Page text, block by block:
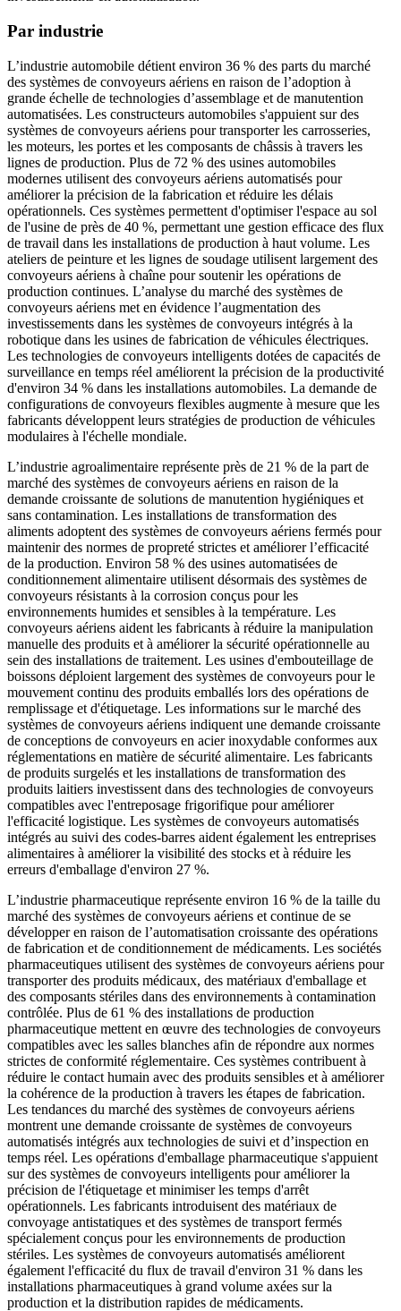
Par industrie
L’industrie automobile détient environ 36 % des parts du marché
des systèmes de convoyeurs aériens en raison de l’adoption à
grande échelle de technologies d’assemblage et de manutention
automatisées. Les constructeurs automobiles s'appuient sur des
systèmes de convoyeurs aériens pour transporter les carrosseries,
les moteurs, les portes et les composants de châssis à travers les
lignes de production. Plus de 72 % des usines automobiles
modernes utilisent des convoyeurs aériens automatisés pour
améliorer la précision de la fabrication et réduire les délais
opérationnels. Ces systèmes permettent d'optimiser l'espace au sol
de l'usine de près de 40 %, permettant une gestion efficace des flux
de travail dans les installations de production à haut volume. Les
ateliers de peinture et les lignes de soudage utilisent largement des
convoyeurs aériens à chaîne pour soutenir les opérations de
production continues. L’analyse du marché des systèmes de
convoyeurs aériens met en évidence l’augmentation des
investissements dans les systèmes de convoyeurs intégrés à la
robotique dans les usines de fabrication de véhicules électriques.
Les technologies de convoyeurs intelligents dotées de capacités de
surveillance en temps réel améliorent la précision de la productivité
d'environ 34 % dans les installations automobiles. La demande de
configurations de convoyeurs flexibles augmente à mesure que les
fabricants développent leurs stratégies de production de véhicules
modulaires à l'échelle mondiale.
L’industrie agroalimentaire représente près de 21 % de la part de
marché des systèmes de convoyeurs aériens en raison de la
demande croissante de solutions de manutention hygiéniques et
sans contamination. Les installations de transformation des
aliments adoptent des systèmes de convoyeurs aériens fermés pour
maintenir des normes de propreté strictes et améliorer l’efficacité
de la production. Environ 58 % des usines automatisées de
conditionnement alimentaire utilisent désormais des systèmes de
convoyeurs résistants à la corrosion conçus pour les
environnements humides et sensibles à la température. Les
convoyeurs aériens aident les fabricants à réduire la manipulation
manuelle des produits et à améliorer la sécurité opérationnelle au
sein des installations de traitement. Les usines d'embouteillage de
boissons déploient largement des systèmes de convoyeurs pour le
mouvement continu des produits emballés lors des opérations de
remplissage et d'étiquetage. Les informations sur le marché des
systèmes de convoyeurs aériens indiquent une demande croissante
de conceptions de convoyeurs en acier inoxydable conformes aux
réglementations en matière de sécurité alimentaire. Les fabricants
de produits surgelés et les installations de transformation des
produits laitiers investissent dans des technologies de convoyeurs
compatibles avec l'entreposage frigorifique pour améliorer
l'efficacité logistique. Les systèmes de convoyeurs automatisés
intégrés au suivi des codes-barres aident également les entreprises
alimentaires à améliorer la visibilité des stocks et à réduire les
erreurs d'emballage d'environ 27 %.
L’industrie pharmaceutique représente environ 16 % de la taille du
marché des systèmes de convoyeurs aériens et continue de se
développer en raison de l’automatisation croissante des opérations
de fabrication et de conditionnement de médicaments. Les sociétés
pharmaceutiques utilisent des systèmes de convoyeurs aériens pour
transporter des produits médicaux, des matériaux d'emballage et
des composants stériles dans des environnements à contamination
contrôlée. Plus de 61 % des installations de production
pharmaceutique mettent en œuvre des technologies de convoyeurs
compatibles avec les salles blanches afin de répondre aux normes
strictes de conformité réglementaire. Ces systèmes contribuent à
réduire le contact humain avec des produits sensibles et à améliorer
la cohérence de la production à travers les étapes de fabrication.
Les tendances du marché des systèmes de convoyeurs aériens
montrent une demande croissante de systèmes de convoyeurs
automatisés intégrés aux technologies de suivi et d’inspection en
temps réel. Les opérations d'emballage pharmaceutique s'appuient
sur des systèmes de convoyeurs intelligents pour améliorer la
précision de l'étiquetage et minimiser les temps d'arrêt
opérationnels. Les fabricants introduisent des matériaux de
convoyage antistatiques et des systèmes de transport fermés
spécialement conçus pour les environnements de production
stériles. Les systèmes de convoyeurs automatisés améliorent
également l'efficacité du flux de travail d'environ 31 % dans les
installations pharmaceutiques à grand volume axées sur la
production et la distribution rapides de médicaments.